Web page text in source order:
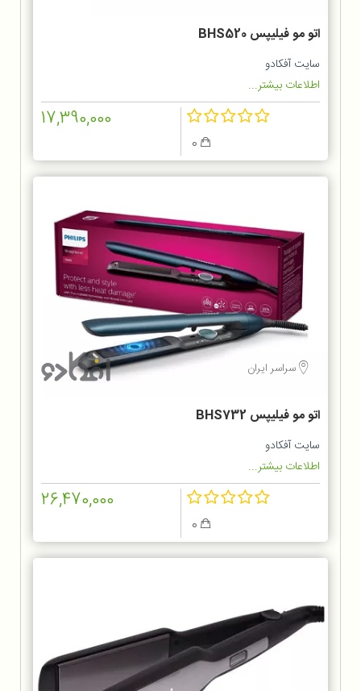
اتو مو فیلیپس BHS520
سایت آفکادو
اطلاعات بیشتر...
17,390,000
سراسر ایران
اتو مو فیلیپس BHS732
سایت آفکادو
اطلاعات بیشتر...
26,470,000